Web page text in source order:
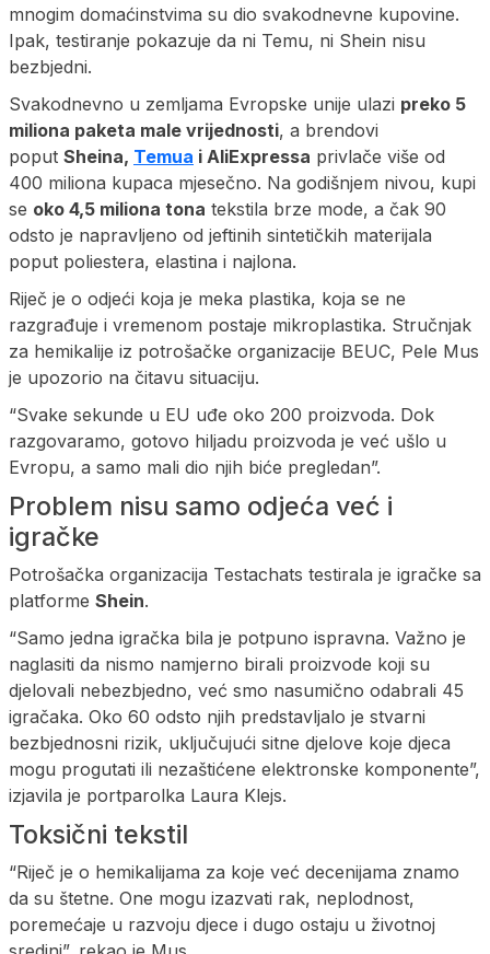
mnogim domaćinstvima su dio svakodnevne kupovine.
Ipak, testiranje pokazuje da ni Temu, ni Shein nisu
bezbjedni.
Svakodnevno u zemljama Evropske unije ulazi preko 5
miliona paketa male vrijednosti, a brendovi
poput Sheina, Temua i AliExpressa privlače više od
400 miliona kupaca mjesečno. Na godišnjem nivou, kupi
se oko 4,5 miliona tona tekstila brze mode, a čak 90
odsto je napravljeno od jeftinih sintetičkih materijala
poput poliestera, elastina i najlona.
Riječ je o odjeći koja je meka plastika, koja se ne
razgrađuje i vremenom postaje mikroplastika. Stručnjak
za hemikalije iz potrošačke organizacije BEUC, Pele Mus
je upozorio na čitavu situaciju.
“Svake sekunde u EU uđe oko 200 proizvoda. Dok
razgovaramo, gotovo hiljadu proizvoda je već ušlo u
Evropu, a samo mali dio njih biće pregledan”.
Problem nisu samo odjeća već i
igračke
Potrošačka organizacija Testachats testirala je igračke sa
platforme Shein.
“Samo jedna igračka bila je potpuno ispravna. Važno je
naglasiti da nismo namjerno birali proizvode koji su
djelovali nebezbjedno, već smo nasumično odabrali 45
igračaka. Oko 60 odsto njih predstavljalo je stvarni
bezbjednosni rizik, uključujući sitne djelove koje djeca
mogu progutati ili nezaštićene elektronske komponente”,
izjavila je portparolka Laura Klejs.
Toksični tekstil
“Riječ je o hemikalijama za koje već decenijama znamo
da su štetne. One mogu izazvati rak, neplodnost,
poremećaje u razvoju djece i dugo ostaju u životnoj